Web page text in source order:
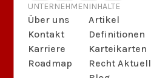
UNTERNEHMEN
Über uns
Kontakt
Karriere
Roadmap
INHALTE
Artikel
Definitionen
Karteikarten
Recht Aktuell